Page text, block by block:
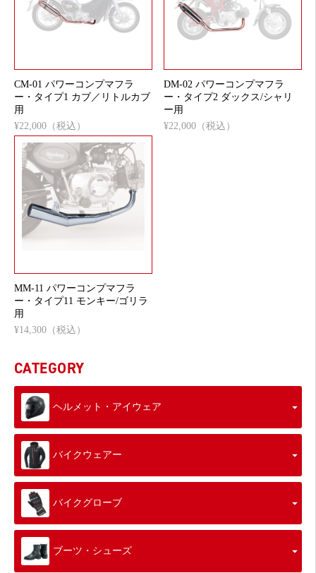
CM-01 パワーコンプマフラ
ー・タイプ1 カブ／リトルカブ
用
¥22,000（税込）
DM-02 パワーコンプマフラ
ー・タイプ2 ダックス/シャリ
ー用
¥22,000（税込）
MM-11 パワーコンプマフラ
ー・タイプ11 モンキー/ゴリラ
用
¥14,300（税込）
CATEGORY
ヘルメット・アイウェア
バイクウェアー
バイクグローブ
ブーツ・シューズ